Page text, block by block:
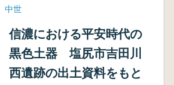
中世
信濃における平安時代の
黒色土器 塩尻市吉田川
西遺跡の出土資料をもと